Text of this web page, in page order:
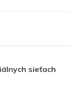
sieťach